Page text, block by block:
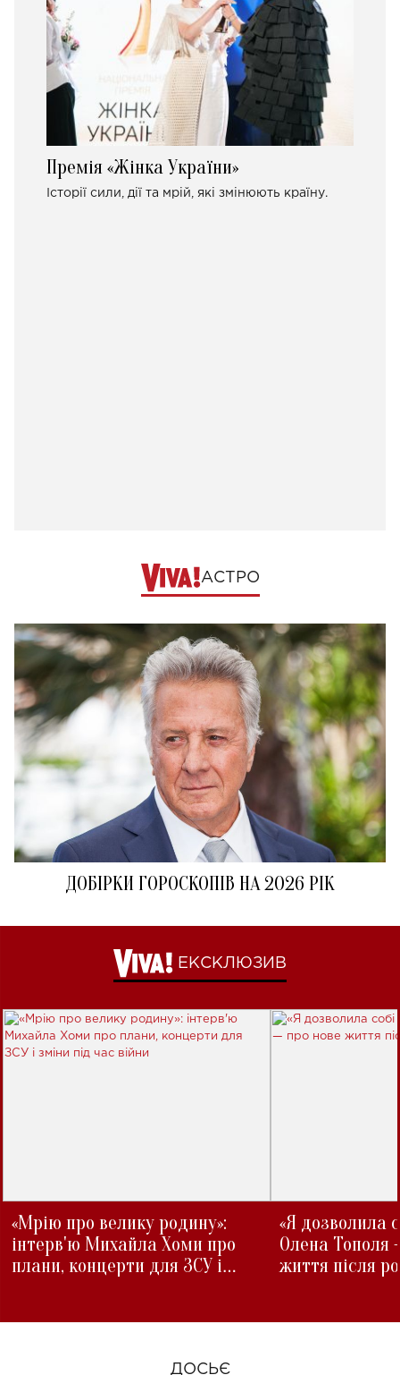
Премія «Жінка України»
Історії сили, дії та мрій, які змінюють країну.
АСТРО
ДОБІРКИ ГОРОСКОПІВ НА 2026 РІК
ЕКСКЛЮЗИВ
«Мрію про велику родину»:
інтерв'ю Михайла Хоми про
плани, концерти для ЗСУ і
«Я дозволила
Олена Тополя
життя після
ДОСЬЄ